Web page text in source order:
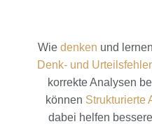
Wie denken und
Denk- und Urteilsfehler
korrekte Analysen
können Strukturierte
dabei helfen